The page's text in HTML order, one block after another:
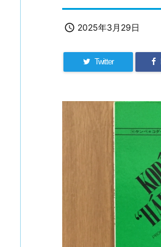
 2025年3月29日
Twitter